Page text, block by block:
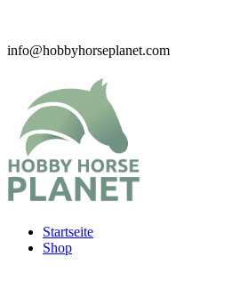
info@hobbyhorseplanet.com
Startseite
Shop